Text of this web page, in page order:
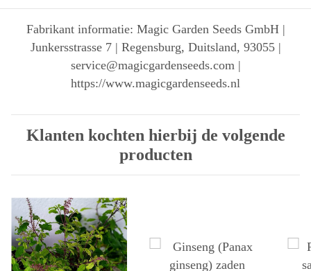
Fabrikant informatie: Magic Garden Seeds GmbH |
Junkersstrasse 7 | Regensburg, Duitsland, 93055 |
service@magicgardenseeds.com |
https://www.magicgardenseeds.nl
Klanten kochten hierbij de volgende
producten